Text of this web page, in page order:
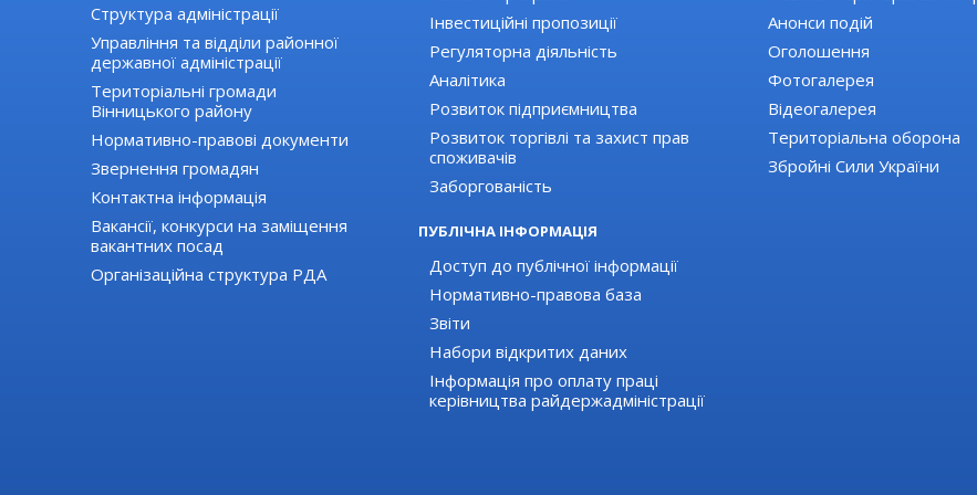
Структура адміністрації
Управління та відділи районної
державної адміністрації
Територіальні громади
Вінницького району
Нормативно-правові документи
Звернення громадян
Контактна інформація
Вакансії, конкурси на заміщення
вакантних посад
Організаційна структура РДА
Інвестиційні пропозиції
Регуляторна діяльність
Аналітика
Розвиток підприємництва
Розвиток торгівлі та захист прав
споживачів
Заборгованість
ПУБЛІЧНА ІНФОРМАЦІЯ
Доступ до публічної інформації
Нормативно-правова база
Звіти
Набори відкритих даних
Інформація про оплату праці
керівництва райдержадміністрації
Анонси подій
Оголошення
Фотогалерея
Відеогалерея
Територіальна оборона
Збройні Сили України